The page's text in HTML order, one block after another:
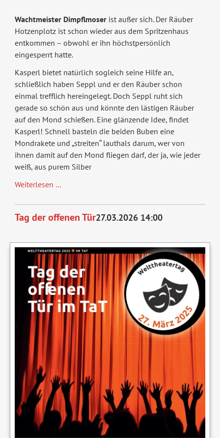
Wachtmeister Dimpflmoserist außer sich. Der Räuber
Hotzenplotz ist schon wieder aus dem Spritzenhaus
entkommen – obwohl er ihn höchstpersönlich
eingesperrt hatte.
Kasperl bietet natürlich sogleich seine Hilfe an,
schließlich haben Seppl und er den Räuber schon
einmal trefflich hereingelegt. Doch Seppl ruht sich
gerade so schön aus und könnte den lästigen Räuber
auf den Mond schießen. Eine glänzende Idee, findet
Kasperl! Schnell basteln die beiden Buben eine
Mondrakete und „streiten“ lauthals darum, wer von
ihnen damit auf den Mond fliegen darf, der ja, wie jeder
weiß, aus purem Silber
Weiterlesen …Der
Hotzenplotz
und
Mondrakete
Tag der offenen Tür27.03.2026 14:00